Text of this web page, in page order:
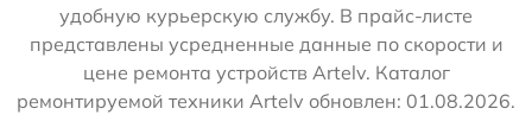
удобную курьерскую службу. В прайс-листе
представлены усредненные данные по скорости и
цене ремонта устройств Artelv. Каталог
ремонтируемой техники Artelv обновлен: 01.08.2026.